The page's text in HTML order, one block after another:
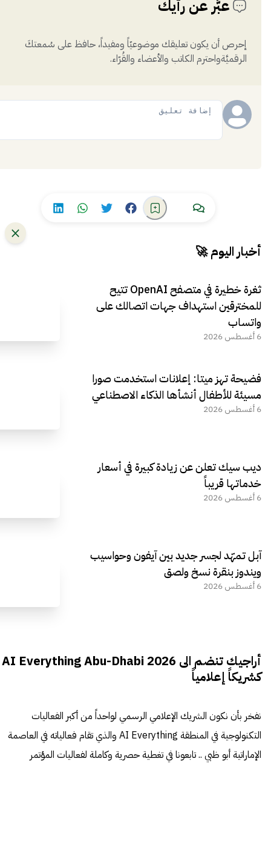
عبَّر عن رأيك
إحرص أن يكون تعليقك موضوعيّاً ومفيداً، حافظ على سُمعتكَ
الرقميَّةواحترم الكاتب والأعضاء والقُرّاء.
أخبار اليوم 🚀
ثغرة خطيرة في متصفح OpenAI تتيح
للمخترقين استهداف جهات اتصالك على
واتساب
6 أغسطس 2026
فضيحة تهز ميتا: إعلانات استخدمت صورا
مسيئة للأطفال أنشأها الذكاء الاصطناعي
6 أغسطس 2026
ديب سيك تعلن عن زيادة كبيرة في أسعار
خدماتها قريباً
6 أغسطس 2026
آبل تمهّد لجسر جديد بين آيفون وحواسيب
ويندوز بنقرة نسخ ولصق
6 أغسطس 2026
أراجيك تنضم الى AI Everything Abu-Dhabi 2026
كشريكاً إعلامياً
نفخر بأن نكون الشريك الإعلامي الرسمي لواحداً من أكبر الفعاليات
التكنولوجية في المنطقة AI Everything والذي تقام فعالياته في العاصمة
الإماراتية أبو ظبي .. تابعونا في تغطية حصرية وكاملة لفعاليات المؤتمر